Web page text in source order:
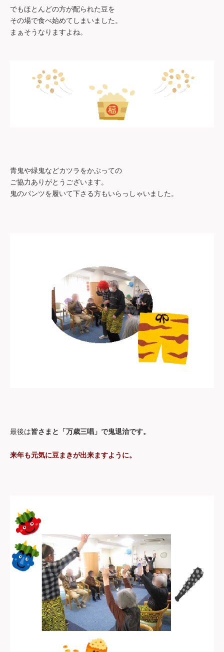
でもほとんどの方が配られた豆を
その場で食べ始めてしまいました。
まぁそうなりますよね。
青鬼や緑鬼などカツラをかぶっての
ご協力ありがとうございます。
鬼のパンツを履いて下さる方もいらっしゃいました。
最後は皆さまと「万歳三唱」で鬼退治です。
来年も元気に豆まきが出来ますように。